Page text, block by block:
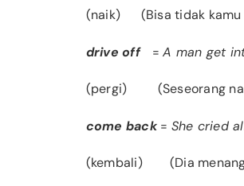
(naik) (Bisa tidak
drive off =A man get
(pergi) (Seseorang
come back = She cried
(kembali) (Dia